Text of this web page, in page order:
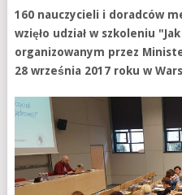
160 nauczycieli i doradców
wzięło udział w szkoleniu
organizowanym przez
28 września 2017 roku w